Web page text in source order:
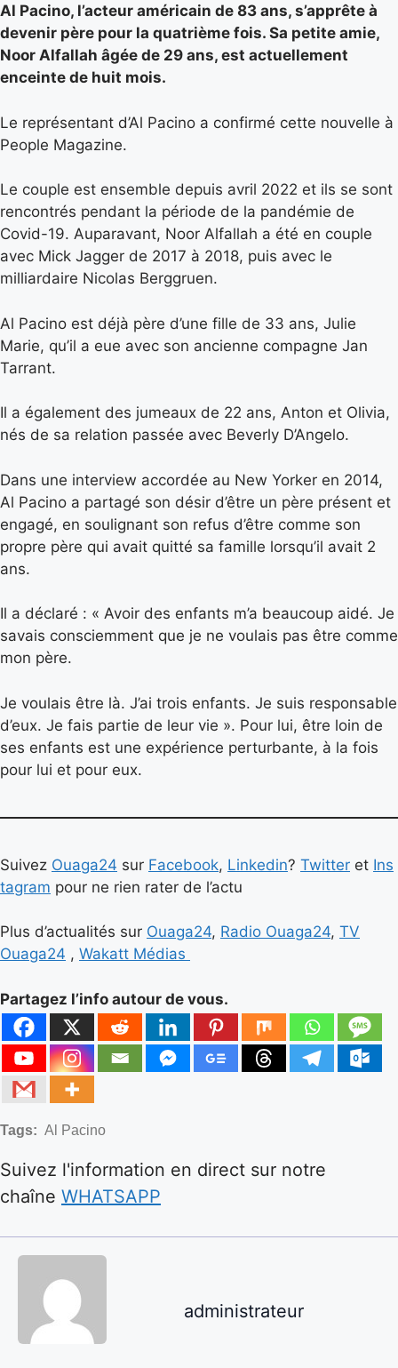
Al Pacino, l’acteur américain de 83 ans, s’apprête à
devenir père pour la quatrième fois. Sa petite amie,
Noor Alfallah âgée de 29 ans, est actuellement
enceinte de huit mois.
Le représentant d’Al Pacino a confirmé cette nouvelle à
People Magazine.
Le couple est ensemble depuis avril 2022 et ils se sont
rencontrés pendant la période de la pandémie de
Covid-19. Auparavant, Noor Alfallah a été en couple
avec Mick Jagger de 2017 à 2018, puis avec le
milliardaire Nicolas Berggruen.
Al Pacino est déjà père d’une fille de 33 ans, Julie
Marie, qu’il a eue avec son ancienne compagne Jan
Tarrant.
Il a également des jumeaux de 22 ans, Anton et Olivia,
nés de sa relation passée avec Beverly D’Angelo.
Dans une interview accordée au New Yorker en 2014,
Al Pacino a partagé son désir d’être un père présent et
engagé, en soulignant son refus d’être comme son
propre père qui avait quitté sa famille lorsqu’il avait 2
ans.
Il a déclaré : « Avoir des enfants m’a beaucoup aidé. Je
savais consciemment que je ne voulais pas être comme
mon père.
Je voulais être là. J’ai trois enfants. Je suis responsable
d’eux. Je fais partie de leur vie ». Pour lui, être loin de
ses enfants est une expérience perturbante, à la fois
pour lui et pour eux.
Suivez Ouaga24 sur Facebook, Linkedin? Twitter et Ins
tagram pour ne rien rater de l’actu
Plus d’actualités sur Ouaga24, Radio Ouaga24, TV
Ouaga24 , Wakatt Médias
Partagez l’info autour de vous.
Tags: Al Pacino
Suivez l'information en direct sur notre
chaîne WHATSAPP
administrateur